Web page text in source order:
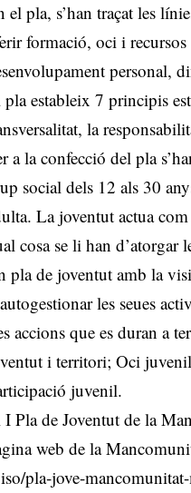
el pla, s’han traçat les
formació, oci i
personal,
estableix 7 principis
la
a la confecció del pla
social dels 12 als 30
La joventut actua
cosa se li han d’atorgar
pla de joventut amb la
les seues
accions que es duran a
i territori; Oci
juvenil.
Pla de Joventut de la
web de la
pla-jove-